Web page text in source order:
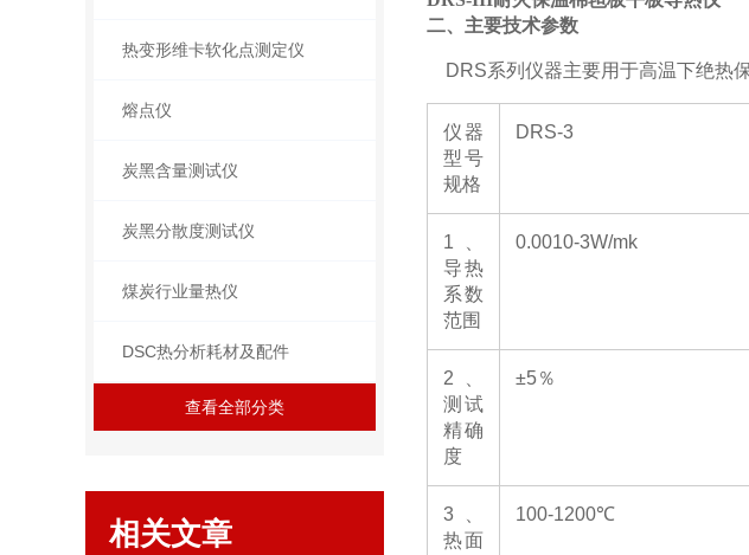
热变形维卡软化点测定仪
熔点仪
炭黑含量测试仪
炭黑分散度测试仪
煤炭行业量热仪
DSC热分析耗材及配件
查看全部分类
相关文章
二、主要技术参数
DRS系列仪器主要用于高温下绝热
仪器
型号
规格
DRS-3
1
导热
系数
范围
0.0010-3W/mk
2
测试
精确
度
±5％
3
热面
100-1200℃